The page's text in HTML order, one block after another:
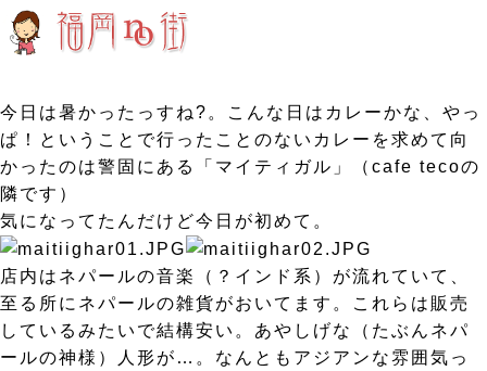
今日は暑かったっすね?。こんな日はカレーかな、やっ
ぱ！ということで行ったことのないカレーを求めて向
かったのは警固にある「マイティガル」（cafe tecoの
隣です）
気になってたんだけど今日が初めて。
店内はネパールの音楽（？インド系）が流れていて、
至る所にネパールの雑貨がおいてます。これらは販売
しているみたいで結構安い。あやしげな（たぶんネパ
ールの神様）人形が…。なんともアジアンな雰囲気っ